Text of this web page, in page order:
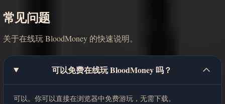
常见问题
关于在线玩 BloodMoney 的快速说明。
可以免费在线玩 BloodMoney 吗？
可以。你可以直接在浏览器中免费游玩，无需下载。